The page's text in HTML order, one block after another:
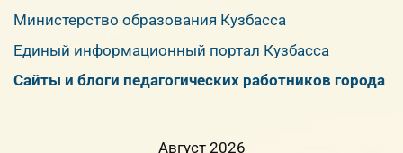
Министерство образования Кузбасса
Единый информационный портал Кузбасса
Сайты и блоги педагогических работников города
Август 2026